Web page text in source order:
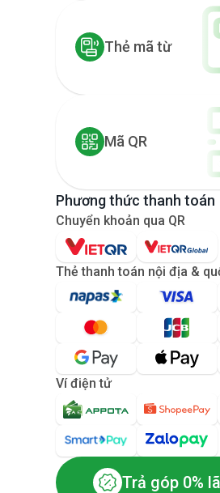
Thẻ mã từ
Mã QR
Phương thức thanh toán
Chuyển khoản qua QR
Thẻ thanh toán nội địa &
Ví điện tử
Trả góp 0%